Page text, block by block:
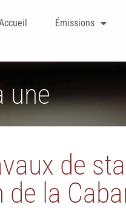
Émissions
une
de
la